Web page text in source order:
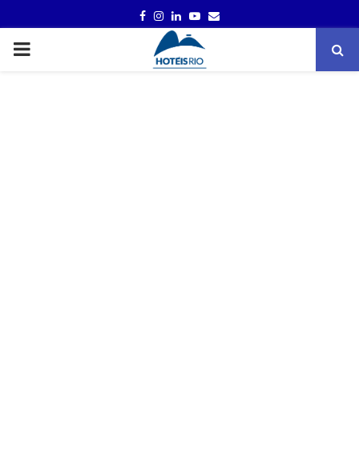
FACEBOOK
INSTAGRAM
LINKEDINYOUTUBE
EMAIL
PRIMARY